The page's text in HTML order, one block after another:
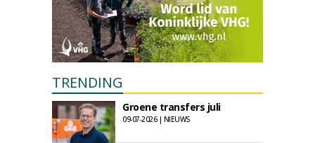
TRENDING
Groene transfers juli
09-07-2026 | NIEUWS